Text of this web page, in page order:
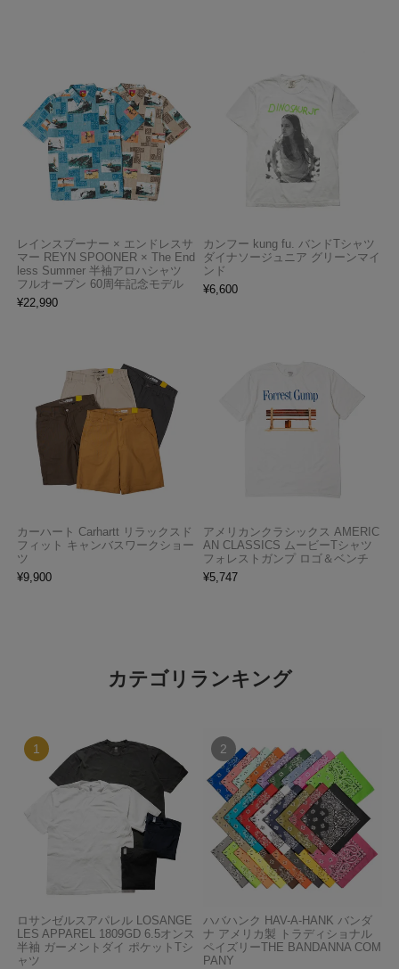
レインスプーナー × エンドレスサ
マー REYN SPOONER × The End
less Summer 半袖アロハシャツ
フルオープン 60周年記念モデル
¥22,990
カンフー kung fu. バンドTシャツ
ダイナソージュニア グリーンマイ
ンド
¥6,600
カーハート Carhartt リラックスド
フィット キャンバスワークショー
ツ
¥9,900
アメリカンクラシックス AMERIC
AN CLASSICS ムービーTシャツ
フォレストガンプ ロゴ＆ベンチ
¥5,747
カテゴリランキング
ロサンゼルスアパレル LOSANGE
LES APPAREL 1809GD 6.5オンス
半袖 ガーメントダイ ポケットTシ
ャツ
ハバハンク HAV-A-HANK バンダ
ナ アメリカ製 トラディショナル
ペイズリーTHE BANDANNA COM
PANY